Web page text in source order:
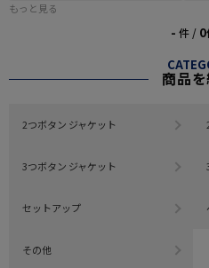
もっと見る
- 件 / 0
商品
2つボタン ジャケット
3つボタン ジャケット
セットアップ
その他